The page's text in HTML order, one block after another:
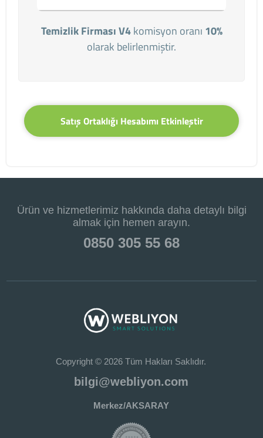
Temizlik Firması V4komisyon oranı 10%
olarak belirlenmiştir.
Satış Ortaklığı Hesabımı Etkinleştir
Ürün ve hizmetlerimiz hakkında daha detaylı bilgi
almak için hemen arayın.
0850 305 55 68
Copyright © 2026 Tüm Hakları Saklıdır.
bilgi@webliyon.com
Merkez/AKSARAY